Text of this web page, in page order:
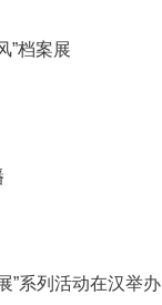
”档案展
”系列活动在汉举办